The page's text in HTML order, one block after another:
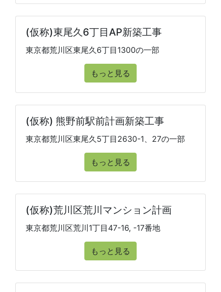
(仮称)東尾久6丁目AP新築工事
東京都荒川区東尾久6丁目1300の一部
もっと見る
(仮称) 熊野前駅前計画新築工事
東京都荒川区東尾久5丁目2630-1、27の一部
もっと見る
(仮称)荒川区荒川マンション計画
東京都荒川区荒川1丁目47-16, -17番地
もっと見る